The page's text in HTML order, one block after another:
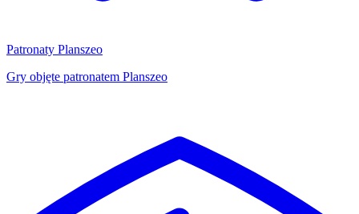
Patronaty Planszeo
Gry objęte patronatem Planszeo